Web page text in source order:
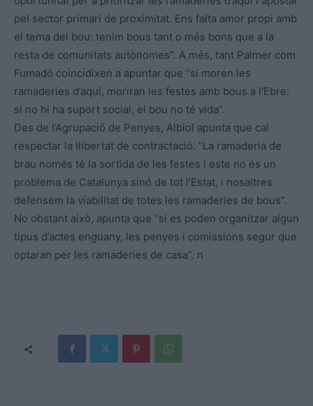
pel sector primari de proximitat. Ens falta amor propi amb
el tema del bou: tenim bous tant o més bons que a la
resta de comunitats autònomes”. A més, tant Palmer com
Fumadó coincidixen a apuntar que “si moren les
ramaderies d’aquí, moriran les festes amb bous a l’Ebre:
si no hi ha suport social, el bou no té vida”.
Des de l’Agrupació de Penyes, Albiol apunta que cal
respectar la llibertat de contractació. “La ramaderia de
brau només té la sortida de les festes i este no és un
problema de Catalunya sinó de tot l’Estat, i nosaltres
defensem la viabilitat de totes les ramaderies de bous”.
No obstant això, apunta que “si es poden organitzar algun
tipus d’actes enguany, les penyes i comissions segur que
optaran per les ramaderies de casa”. n